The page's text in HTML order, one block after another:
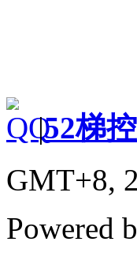
|52梯
GMT+8,
Powered